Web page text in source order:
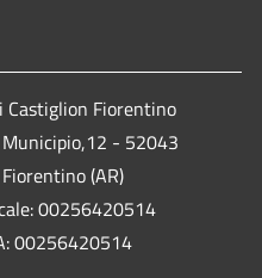
Castiglion Fiorentino
Municipio,12 - 52043
(AR)
00256420514
00256420514